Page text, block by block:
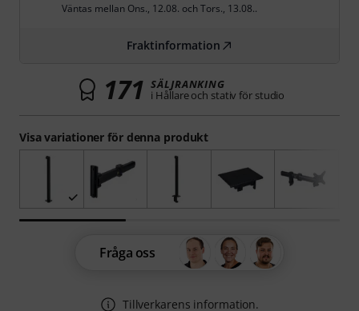
Visa variationer för denna produkt
Väntas mellan Ons., 12.08. ochTors., 13.08..
Fraktinformation
171 SÄLJRANKING
i Hållare och stativ för studio
Fråga oss
Tillverkarens information.